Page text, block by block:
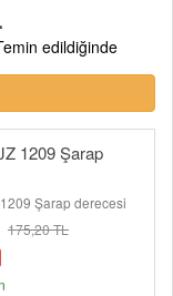
edildiğinde
1209 Şarap
Şarap derecesi
175,20 TL